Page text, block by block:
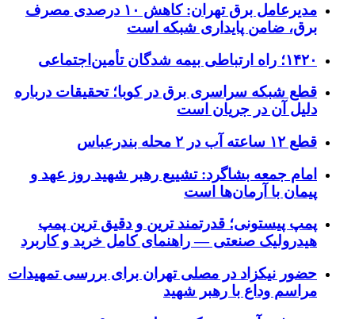
مدیرعامل برق تهران: کاهش ۱۰ درصدی مصرف
برق، ضامن پایداری شبکه است
۱۴۲۰؛ راه ارتباطی بیمه شدگان تأمین‌اجتماعی
قطع شبکه سراسری برق در کوبا؛ تحقیقات درباره
دلیل آن در جریان است
قطع ۱۲ ساعته آب در ۲ محله بندرعباس
امام جمعه بشاگرد: تشییع رهبر شهید روز عهد و
پیمان با آرمان‌ها است
پمپ پیستونی؛ قدرتمند ترین و دقیق‌ ترین پمپ
هیدرولیک صنعتی — راهنمای کامل خرید و کاربرد
حضور نیکزاد در مصلی تهران برای بررسی تمهیدات
مراسم وداع با رهبر شهید